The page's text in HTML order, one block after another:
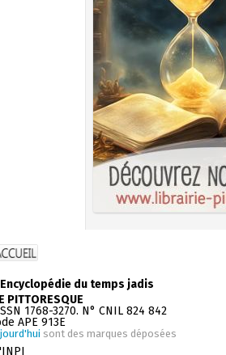
du temps jadis
PITTORESQUE
1768-3270. N° CNIL 824 842
APE 913E
sont des marques déposées